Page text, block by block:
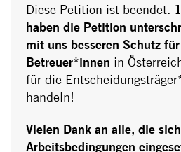
Diese Petition ist beendet.
haben die Petition
mit uns besseren Schutz
Betreuer*innen in
für die
handeln!
Vielen Dank an alle, die
Arbeitsbedingungen